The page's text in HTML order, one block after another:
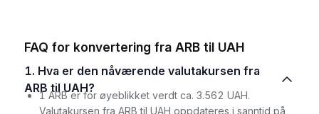
FAQ for konvertering fra ARB til UAH
1. Hva er den nåværende valutakursen fra
ARB til UAH?
1 ARB er for øyeblikket verdt ca. 3.562 UAH.
Valutakursen fra ARB til UAH oppdateres i sanntid på